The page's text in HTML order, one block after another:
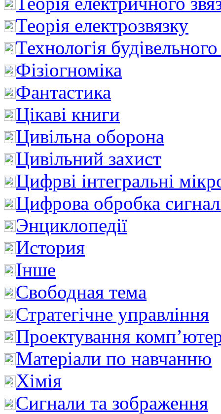
Теорія електрозвязку
Технологія
Фізіогноміка
Фантастика
Цікаві книги
Цивільна оборона
Цивільний захист
Цифрві інтегральні
Цифрова обробка
Энциклопедії
История
Інше
Свободная тема
Стратегічне управління
Проектування
Матеріали по навчанню
Хімія
Сигнали та зображення